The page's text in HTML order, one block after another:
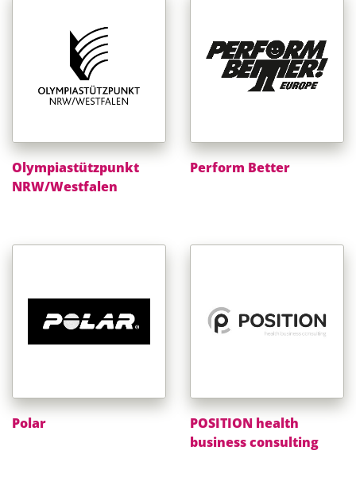
Olympiastützpunkt
NRW/Westfalen
Perform Better
Polar
POSITION health
business consulting